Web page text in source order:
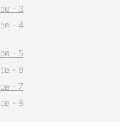
- 3
- 4
- 5
- 6
- 7
- 8